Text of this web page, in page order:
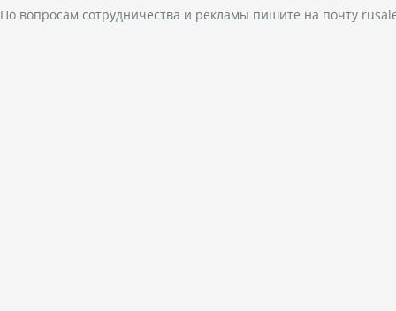
По вопросам сотрудничества и рекламы пишите на почту